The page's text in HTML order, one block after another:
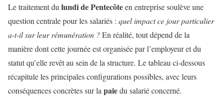
Le traitement du lundi de Pentecôteen entreprise soulève une
question centrale pour les salariés : quel impact ce jour particulier
a-t-il sur leur rémunération ?En réalité, tout dépend de la
manière dont cette journée est organisée par l’employeur et du
statut qu’elle revêt au sein de la structure. Le tableau ci-dessous
récapitule les principales configurations possibles, avec leurs
conséquences concrètes sur la paiedu salarié concerné.